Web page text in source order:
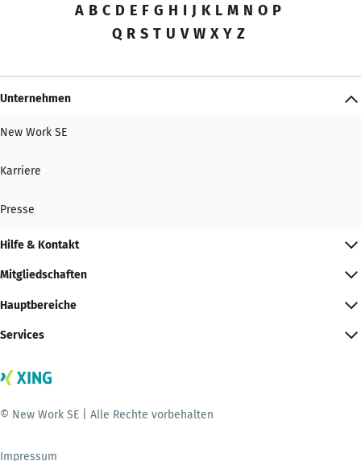
A B C D E F G H I J K L M N O P
Q R S T U V W X Y Z
Unternehmen
New Work SE
Karriere
Presse
Hilfe & Kontakt
Mitgliedschaften
Hauptbereiche
Services
© New Work SE | Alle Rechte vorbehalten
Impressum